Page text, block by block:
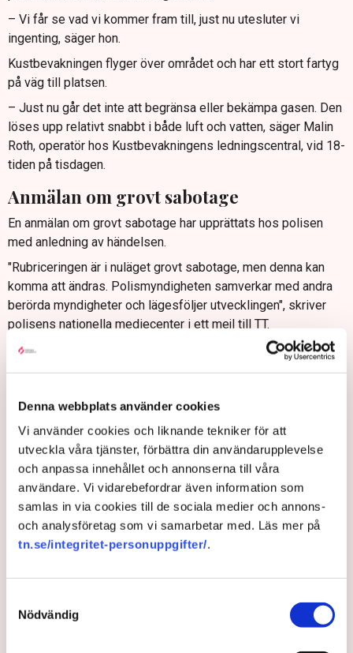
Denna webbplats använder cookies
Vi använder cookies och liknande tekniker för att
utveckla våra tjänster, förbättra din användarupplevelse
och anpassa innehållet och annonserna till våra
användare. Vi vidarebefordrar även information som
samlas in via cookies till de sociala medier och annons-
och analysföretag som vi samarbetar med. Läs mer på
tn.se/integritet-personuppgifter/.
Nödvändig
– Vi får se vad vi kommer fram till, just nu utesluter vi
ingenting, säger hon.
Kustbevakningen flyger över området och har ett stort fartyg
på väg till platsen.
– Just nu går det inte att begränsa eller bekämpa gasen. Den
löses upp relativt snabbt i både luft och vatten, säger Malin
Roth, operatör hos Kustbevakningens ledningscentral, vid 18-
tiden på tisdagen.
Anmälan om grovt sabotage
En anmälan om grovt sabotage har upprättats hos polisen
med anledning av händelsen.
"Rubriceringen är i nuläget grovt sabotage, men denna kan
komma att ändras. Polismyndigheten samverkar med andra
berörda myndigheter och lägesföljer utvecklingen", skriver
polisens nationella mediecenter i ett mejl till TT.
Statsminister Magdalena Andersson (S) kommenterar
det här ska hanteras samtidigt som vi har en
övergångsregering. Där kan jag lämna lugnande besked –
även en övergångsregering kan agera med full kraft i en
sådan här situation.
– Vi har löpande kontakt med ansvariga myndigheter, vi har
också kontakt med regeringar i andra länder, inte minst den
danska regeringen, säger hon till TT.
– Exakt vilka kontakter vi har med olika länder kan vi